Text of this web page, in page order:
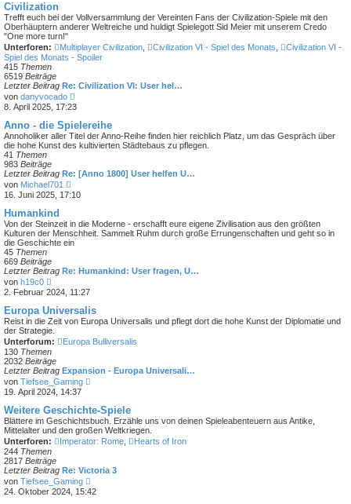
t
r
g
Civilization
Trefft euch bei der Vollversammlung der Vereinten Fans der Civilization-Spiele mit den
Oberhäuptern anderer Weltreiche und huldigt Spielegott Sid Meier mit unserem Credo
"One more turn!"
Unterforen:
Multiplayer Civilization Civilization VI - Spiel des Monats
Civilization VI -
Spiel des Monats - Spoiler
415 Themen
6519 Beiträge
Letzter Beitrag Re: Civilization VI: User hel…
von danyvocado
e
u
e
s
t
e
B
e
t
g
8. April 2025, 17:23
Anno - die Spielereihe
Annoholiker aller Titel der Anno-Reihe finden hier reichlich Platz, um das Gespräch über
die hohe Kunst des kultivierten Städtebaus zu pflegen.
41 Themen
983 Beiträge
Letzter Beitrag Re: [Anno 1800] User helfen U…
von Michael701
e
u
s
t
e
r
i
r
g
16. Juni 2025, 17:10
Humankind
Von der Steinzeit in die Moderne - erschafft eure eigene Zivilisation aus den größten
Kulturen der Menschheit. Sammelt Ruhm durch große Errungenschaften und geht so in
die Geschichte ein
45 Themen
669 Beiträge
Letzter Beitrag Re: Humankind: User fragen, U…
von h19c0
e
u
e
s
t
e
r
B
e
i
r
g
2. Februar 2024, 11:27
Europa Universalis
Reist in die Zeit von Europa Universalis und pflegt dort die hohe Kunst der Diplomatie und
der Strategie.
Unterforum:
Europa Bulliversalis
130 Themen
2032 Beiträge
Letzter Beitrag Expansion - Europa Universali…
von Tiefsee_Gaming
e
s
t
e
r
i
r
19. April 2024, 14:37
Weitere Geschichte-Spiele
Blättere im Geschichtsbuch. Erzähle uns von deinen Spieleabenteuern aus Antike,
Mittelalter und den großen Weltkriegen.
Unterforen:
Imperator: Rome
Hearts of Iron
244 Themen
2817 Beiträge
Letzter Beitrag Re: Victoria 3
von Tiefsee_Gaming
e
u
24. Oktober 2024, 15:42